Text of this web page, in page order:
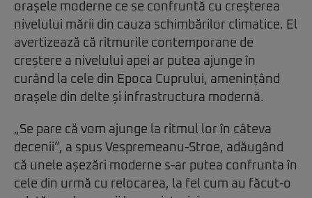
orașele moderne ce se confruntă cu creșterea
nivelului mării din cauza schimbărilor climatice. El
avertizează că ritmurile contemporane de
creștere a nivelului apei ar putea ajunge în
curând la cele din Epoca Cuprului, amenințând
orașele din delte și infrastructura modernă.
„Se pare că vom ajunge la ritmul lor în câteva
decenii”, a spus Vespremeanu-Stroe, adăugând
că unele așezări moderne s-ar putea confrunta în
cele din urmă cu relocarea, la fel cum au făcut-o